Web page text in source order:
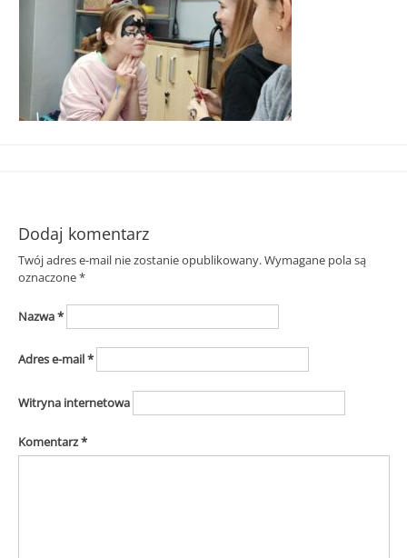
Śląska
Dodaj komentarz
Twój adres e-mail nie zostanie opublikowany.Wymagane pola są
oznaczone*
Nazwa*
Adres e-mail*
Witryna internetowa
Komentarz*